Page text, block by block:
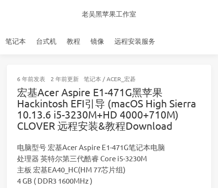
老吴黑苹果工作室
笔记本 台式机 教程 镜像 远程安装服务
6 年前发表 2 年前更新 笔记本 /ACER_宏碁
宏基Acer Aspire E1-471G黑苹果
Hackintosh EFI引导 (macOS High Sierra
10.13.6 i5-3230M+HD 4000+710M)
CLOVER 远程安装&教程Download
电脑型号 宏基Acer Aspire E1-471G笔记本电脑
处理器 英特尔第三代酷睿 Core i5-3230M
主板 宏基EA40_HC(HM 77芯片组)
4 GB ( DDR3 1600MHz )